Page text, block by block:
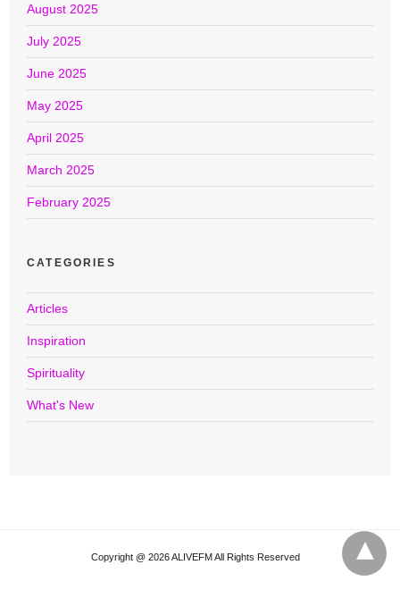
August 2025
July 2025
June 2025
May 2025
April 2025
March 2025
February 2025
CATEGORIES
Articles
Inspiration
Spirituality
What's New
Copyright @ 2026 ALIVEFM All Rights Reserved